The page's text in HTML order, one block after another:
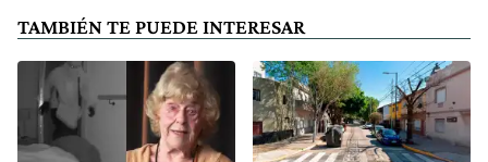
TAMBIÉN TE PUEDE INTERESAR